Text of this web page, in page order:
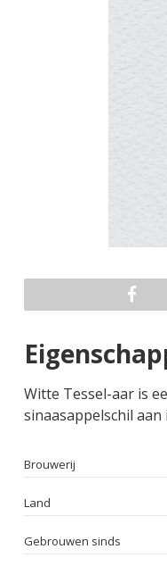
Witte Tessel-aar is
sinaasappelschil aan
Brouwerij
Land
Gebrouwen sinds